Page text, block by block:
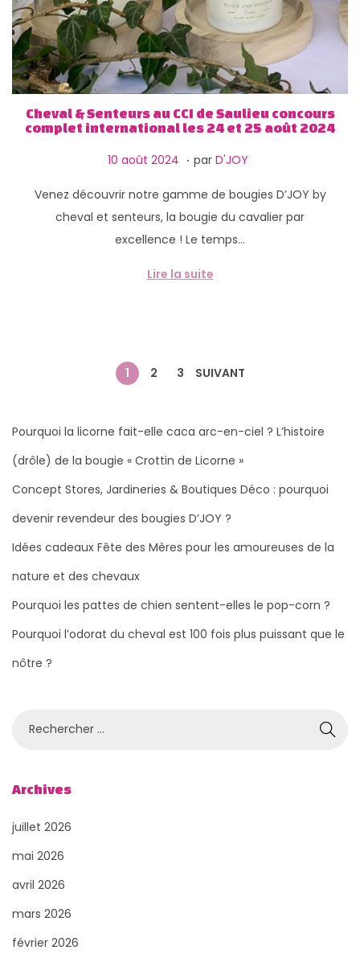
Cheval & Senteurs au CCI de Saulieu concours
complet international les 24 et 25 août 2024
P
b
10 août 2024
f
é
v
r
6
. par D'JOY
Venez découvrir notre gamme de bougies D’JOY by
cheval et senteurs, la bougie du cavalier par
excellence ! Le temps…
Lire la suite
g
i
n
a
i
o
n
d
e
l
i
c
a
t
i
1 2 3 SUIVANT
Pourquoi la licorne fait-elle caca arc-en-ciel ? L’histoire
(drôle) de la bougie « Crottin de Licorne »
Concept Stores, Jardineries & Boutiques Déco : pourquoi
devenir revendeur des bougies D’JOY ?
Idées cadeaux Fête des Mères pour les amoureuses de la
nature et des chevaux
Pourquoi les pattes de chien sentent-elles le pop-corn ?
Pourquoi l’odorat du cheval est 100 fois plus puissant que le
nôtre ?
h
r
c
r
p
Archives
juillet 2026
mai 2026
avril 2026
mars 2026
février 2026